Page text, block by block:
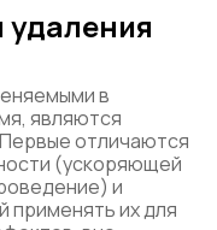
в
являются
отличаются
(ускоряющей
и
применять их для